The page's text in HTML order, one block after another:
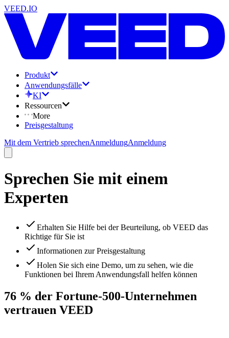
VEED.IO
Produkt
Anwendungsfälle
KI
Ressourcen
More
Preisgestaltung
Mit dem Vertrieb sprechenAnmeldungAnmeldung
Sprechen Sie mit einem
Experten
Erhalten Sie Hilfe bei der Beurteilung, ob VEED das
Richtige für Sie ist
Informationen zur Preisgestaltung
Holen Sie sich eine Demo, um zu sehen, wie die
Funktionen bei Ihrem Anwendungsfall helfen können
76 % der Fortune-500-Unternehmen
vertrauen VEED